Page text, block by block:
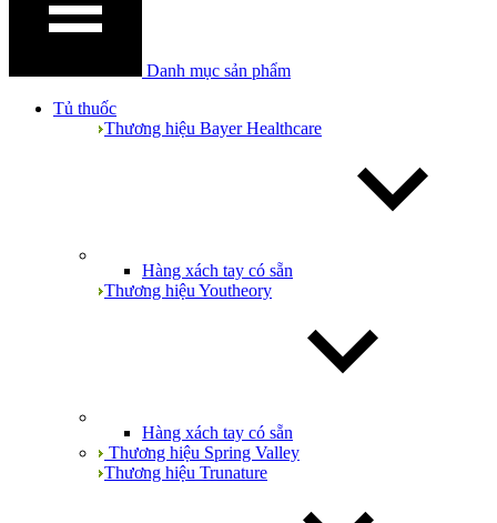
Danh mục sản phẩm
Tủ thuốc
Thương hiệu Bayer Healthcare
Hàng xách tay có sẵn
Thương hiệu Youtheory
Hàng xách tay có sẵn
Thương hiệu Spring Valley
Thương hiệu Trunature